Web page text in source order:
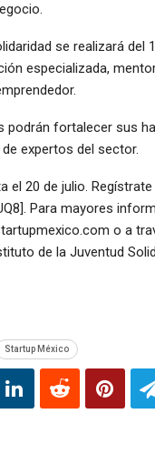
se realizará
especializada,
podrán fortalecer sus
expertos del sector.
20 de julio.
Para mayores
o a
de la Juventud
Startup México